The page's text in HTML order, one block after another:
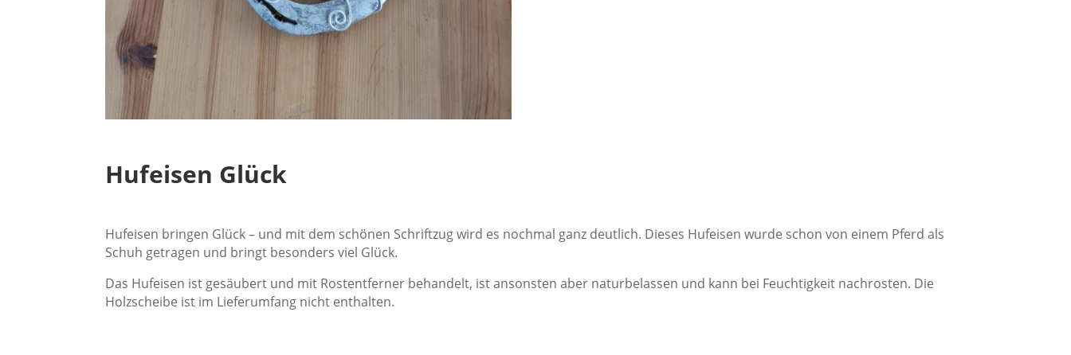
Hufeisen Glück
Hufeisen bringen Glück – und mit dem schönen Schriftzug wird es nochmal ganz deutlich. Dieses Hufeisen wurde schon von einem Pferd als
Schuh getragen und bringt besonders viel Glück.
Das Hufeisen ist gesäubert und mit Rostentferner behandelt, ist ansonsten aber naturbelassen und kann bei Feuchtigkeit nachrosten. Die
Holzscheibe ist im Lieferumfang nicht enthalten.